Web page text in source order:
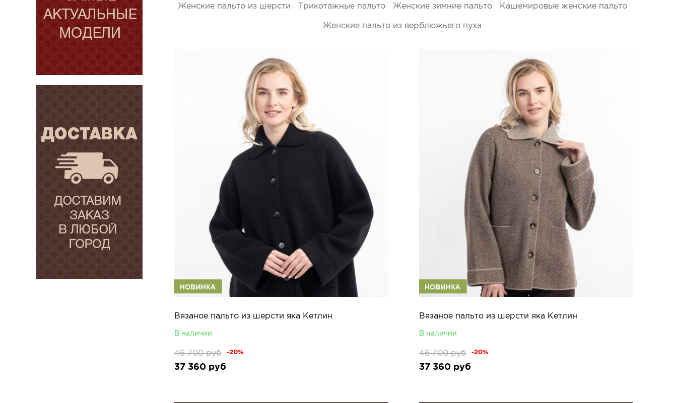
Женские пальто из шерсти Трикотажные пальто Женские зимние пальто Кашемировые женские пальто
Женские пальто из верблюжьего пуха
Вязаное пальто из шерсти яка Кетлин
В наличии
46 700 руб -20%
37 360 руб
Вязаное пальто из шерсти яка Кетлин
В наличии
46 700 руб -20%
37 360 руб